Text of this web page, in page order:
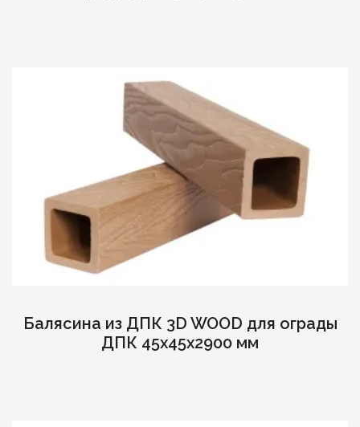
Балясина из ДПК 3D WOOD для ограды
ДПК 45х45х2900 мм